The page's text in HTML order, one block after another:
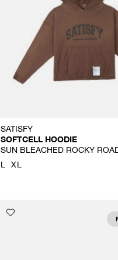
SATISFY
SOFTCELL HOODIE
SUN BLEACHED ROCKY
L XL